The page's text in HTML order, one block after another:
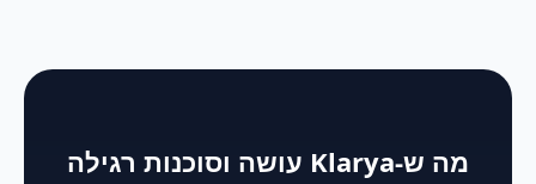
מה ש-Klarya עושה וסוכנות רגילה